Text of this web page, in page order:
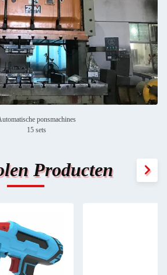
ponsmachines
15 sets
Producten